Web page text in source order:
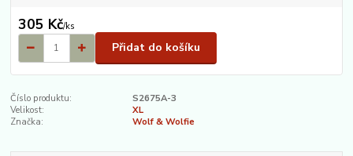
305 Kč/ks
Přidat do košíku
Číslo produktu:
S2675A-3
Velikost:
XL
Značka:
Wolf & Wolfie